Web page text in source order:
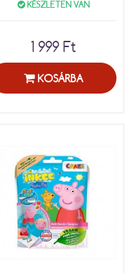
KÉSZLETEN VAN
1 999 Ft
KOSÁRBA